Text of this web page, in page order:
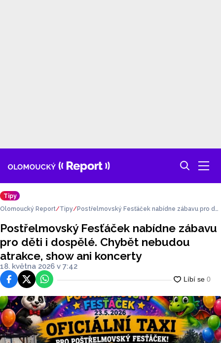
Tipy
Olomoucký Report
Tipy
Postřelmovský Fesťáček nabídne zábavu pro dět
ncerty
Postřelmovský Fesťáček nabídne zábavu
pro děti i dospělé. Chybět nebudou
atrakce, show ani koncerty
18. května 2026 v 7:42
FacebookPlatforma X
WhatsApp